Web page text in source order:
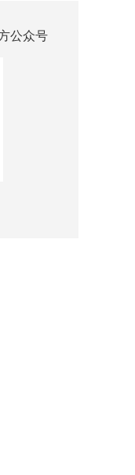
公众号